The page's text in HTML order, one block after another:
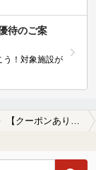
待のご案
う！対象施設が
【クーポンあり】女子旅・女子会におすすめの久那土駅近くの温泉、日帰り温泉、スーパー銭湯おすすめ